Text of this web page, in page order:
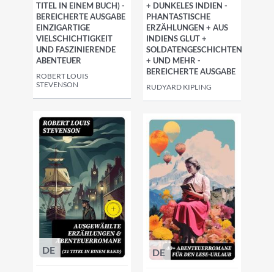
+ DUNKELES INDIEN -
PHANTASTISCHE
ERZÄHLUNGEN + AUS
INDIENS GLUT +
SOLDATENGESCHICHTEN
+ UND MEHR -
BEREICHERTE AUSGABE
RUDYARD KIPLING
TITEL IN EINEM BUCH) -
BEREICHERTE AUSGABE
EINZIGARTIGE
VIELSCHICHTIGKEIT
UND FASZINIERENDE
ABENTEUER
ROBERT LOUIS
STEVENSON
DE
DE